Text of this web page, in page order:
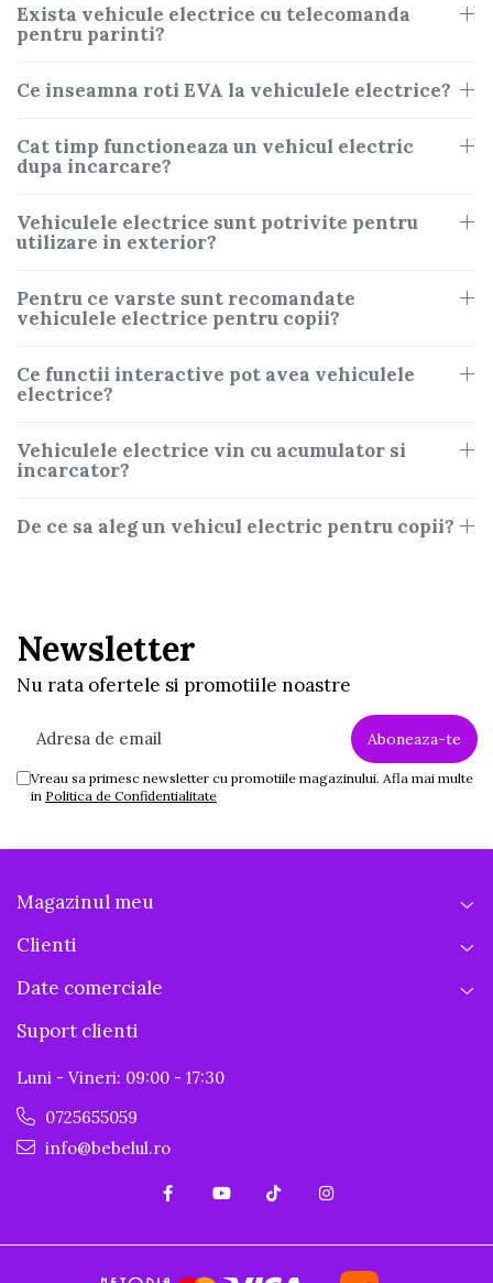
Exista vehicule electrice cu telecomanda
pentru parinti?
Ce inseamna roti EVA la vehiculele electrice?
Cat timp functioneaza un vehicul electric
dupa incarcare?
Vehiculele electrice sunt potrivite pentru
utilizare in exterior?
Pentru ce varste sunt recomandate
vehiculele electrice pentru copii?
Ce functii interactive pot avea vehiculele
electrice?
Vehiculele electrice vin cu acumulator si
incarcator?
De ce sa aleg un vehicul electric pentru copii?
Newsletter
Nu rata ofertele si promotiile noastre
Vreau sa primesc newsletter cu promotiile magazinului. Afla mai multe
in Politica de Confidentialitate
Magazinul meu
Clienti
Date comerciale
Suport clienti
Luni - Vineri: 09:00 - 17:30
0725655059
info@bebelul.ro